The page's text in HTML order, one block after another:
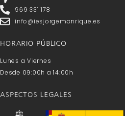
969 331 178
info@iesjorgemanrique.es
HORARIO PÚBLICO
Lunes a Viernes
Desde 09:00h a 14:00h
ASPECTOS LEGALES